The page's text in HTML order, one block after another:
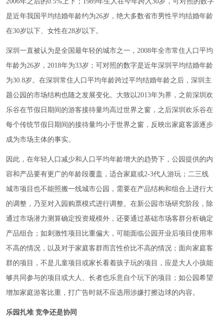
是近年我国平均结婚年龄约为26岁，绝大多数省市男性平均结婚年龄
在30岁以下、女性在28岁以下。
深圳一直被认为是全国最年轻的城市之一，2008年全市常住人口平均
年龄为26岁，2018年为33岁；可对照的数字是近年深圳平均结婚年龄
为30.8岁。在深圳常住人口平均年龄跨过平均结婚年龄之后，深圳主
题公园的市场结构也随之发展变化。大致以2013年为界，之前深圳欢
乐谷在节假日期间的游客接待量均高过世界之窗，之后深圳欢乐谷在
每个传统节假日期间的接待量均小于世界之窗，反映出家庭客源逐步
成为市场主体的事实。
因此，在年轻人口减少和人口平均年龄增大的趋势下，公园提供的内
容和产品要有更广的年龄段覆盖，适合家庭或2-3代人游玩；二三线
城市项目也不能照搬一线城市公园，需要在产品结构和组合上进行大
的调整，乃至对入园购票模式进行调整。在新公园市场研究阶段，除
通过市场潜力测算确定投资规模外，还要通过基础市场客群分析确定
产品组合；如刺激性项目比重偏大，可能面临公园开业后项目使用率
不高的情况，以及对于家庭客群而言性价比不高的情况；面向家庭客
群的项目，不是儿童项目或家长看着孩子玩的项目，应是大人小孩能
够共同参与的项目或大人、长者也乐意自个玩下的项目；如公园希望
增加家庭游客比重，打广告时就不应选用涉嫌打擦边球的内容。
乐园扎堆 竞争还是协同